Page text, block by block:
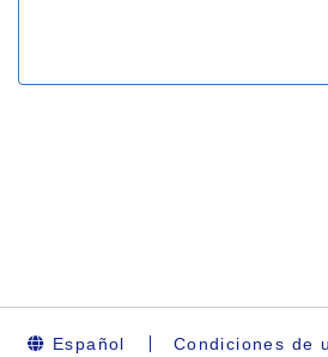
Español Condiciones de